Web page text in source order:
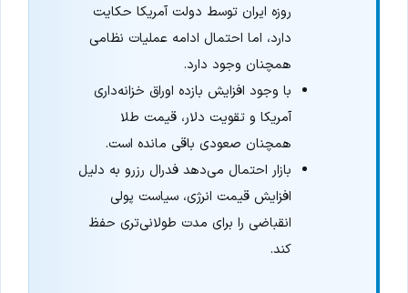
روزه ایران توسط دولت آمریکا حکایت
دارد، اما احتمال ادامه عملیات نظامی
همچنان وجود دارد.
با وجود افزایش بازده اوراق خزانه‌داری
آمریکا و تقویت دلار، قیمت طلا
همچنان صعودی باقی مانده است.
بازار احتمال می‌دهد فدرال رزرو به دلیل
افزایش قیمت انرژی، سیاست پولی
انقباضی را برای مدت طولانی‌تری حفظ
کند.